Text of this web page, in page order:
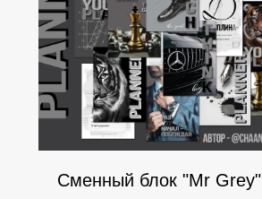
Сменный блок "Mr Grey"